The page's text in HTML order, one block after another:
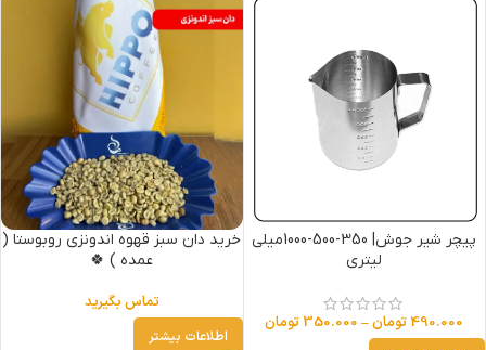
پیچر شیر جوش| 350-500-1000میلی
لیتری
490.000 تومان–
350.000 تومان
خرید دان سبز قهوه اندونزی روبوستا (
عمده ) 🍀
تماس بگیرید
اطلاعات بیشتر